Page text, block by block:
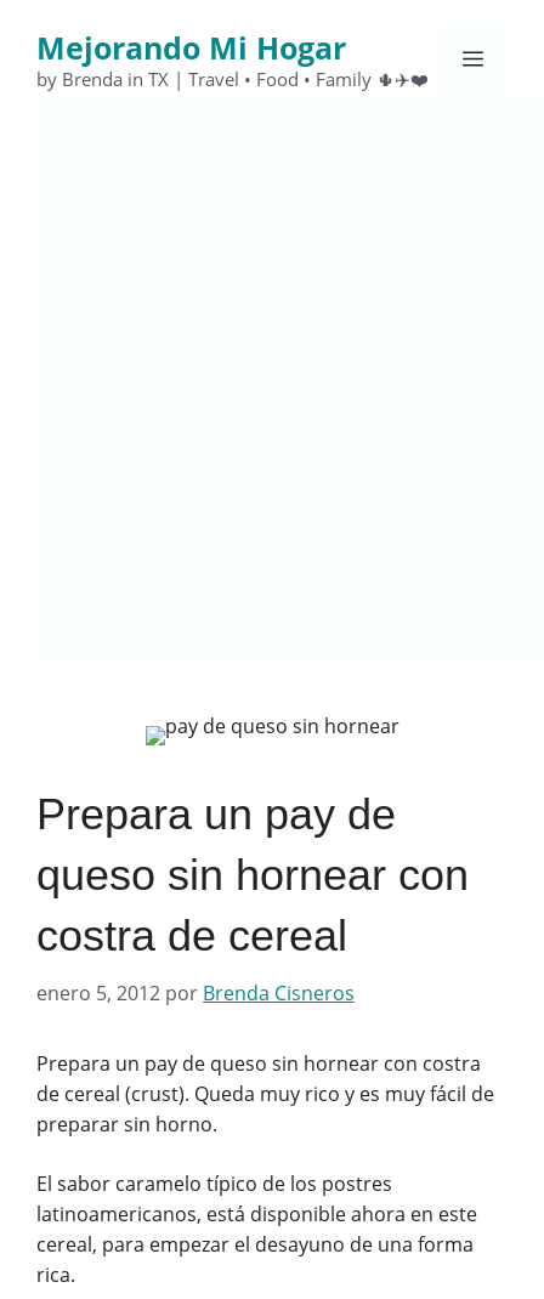
contenido
Mejorando Mi Hogar
by Brenda in TX | Travel • Food • Family 🌵✈️❤️
Menú
Prepara un pay de
queso sin hornear con
costra de cereal
enero 5, 2012 por Brenda Cisneros
Prepara un pay de queso sin hornear con costra
de cereal (crust). Queda muy rico y es muy fácil de
preparar sin horno.
El sabor caramelo típico de los postres
latinoamericanos, está disponible ahora en este
cereal, para empezar el desayuno de una forma
rica.